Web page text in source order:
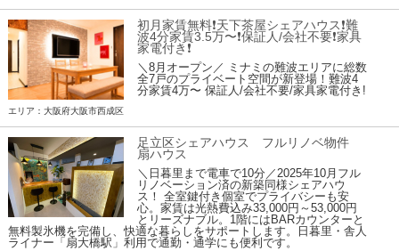
初月家賃無料❗️天下茶屋シェアハウス❗️難
波4分家賃3.5万〜❗️保証人/会社不要❗️家具
家電付き❗
＼8月オープン／ ミナミの難波エリアに総数
全7戸のプライベート空間が新登場！難波4
分家賃4万〜 保証人/会社不要/家具家電付き!
エリア：大阪府大阪市西成区
足立区シェアハウス フルリノベ物件
扇ハウス
＼日暮里まで電車で10分／2025年10月フル
リノベーション済の新築同様シェアハウ
ス！ 全室鍵付き個室でプライバシーも安
心。家賃は光熱費込み33,000円～53,000円
とリーズナブル。1階にはBARカウンターと
無料製氷機を完備し、快適な暮らしをサポートします。日暮里・舎人
ライナー「扇大橋駅」利用で通勤・通学にも便利です。